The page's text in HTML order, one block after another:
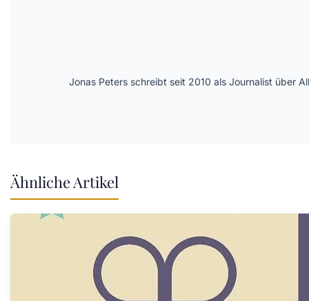
Jonas Peters schreibt seit 2010 als Journalist über
Ähnliche Artikel